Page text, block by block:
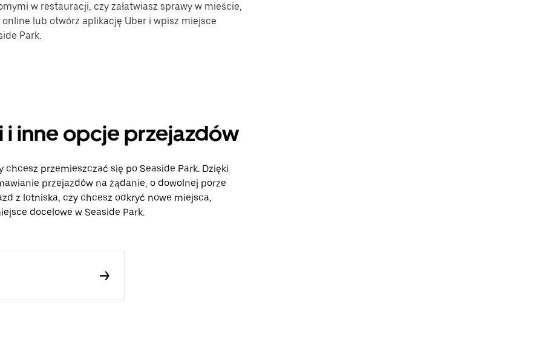
w restauracji, czy załatwiasz sprawy w mieście,
lub otwórz aplikację Uber i wpisz miejsce
Park.
i inne opcje przejazdów
przemieszczać się po Seaside Park. Dzięki
przejazdów na żądanie, o dowolnej porze
z lotniska, czy chcesz odkryć nowe miejsca,
docelowe w Seaside Park.